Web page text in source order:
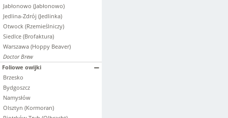
Jabłonowo (Jabłonowo)
Jedlina-Zdrój (Jedlinka)
Otwock (Rzemieślniczy)
Siedlce (Brofaktura)
Warszawa (Hoppy Beaver)
Doctor Brew
Foliowe owijki
Brzesko
Bydgoszcz
Namysłów
Olsztyn (Kormoran)